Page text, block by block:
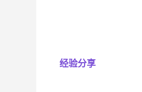
经验分享